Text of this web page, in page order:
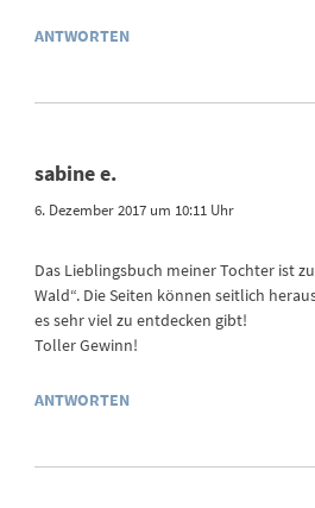
ANTWORTEN
sabine e.
6. Dezember 2017 um 10:11 Uhr
Das Lieblingsbuch meiner Tochter ist
Wald“. Die Seiten können seitlich
es sehr viel zu entdecken gibt!
Toller Gewinn!
ANTWORTEN